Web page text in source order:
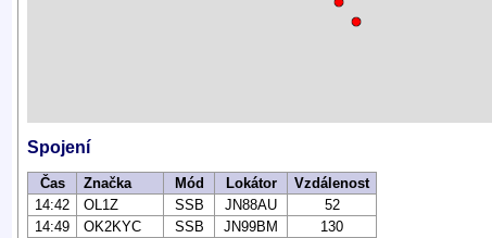
Spojení
Čas Značka Mód Lokátor
Vzdálenost
14:42
OL1Z SSB JN88AU
52
14:49
OK2KYC SSB JN99BM
130